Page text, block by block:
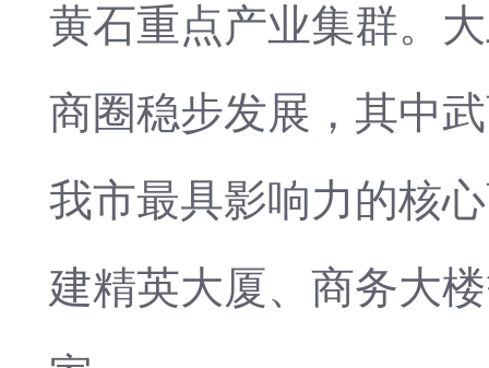
黄石重点产业集群。
商圈稳步发展，其中
我市最具影响力的核
建精英大厦、商务大